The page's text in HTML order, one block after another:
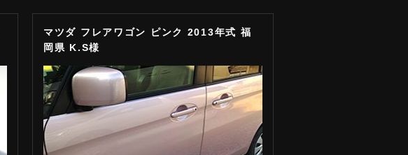
マツダ フレアワゴン ピンク 2013年式 福
岡県 K.S様